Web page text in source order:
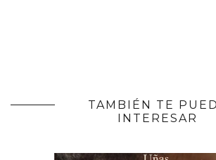
TAMBIÉN TE
INTERESAR